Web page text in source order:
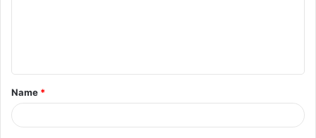
t
*
Name *